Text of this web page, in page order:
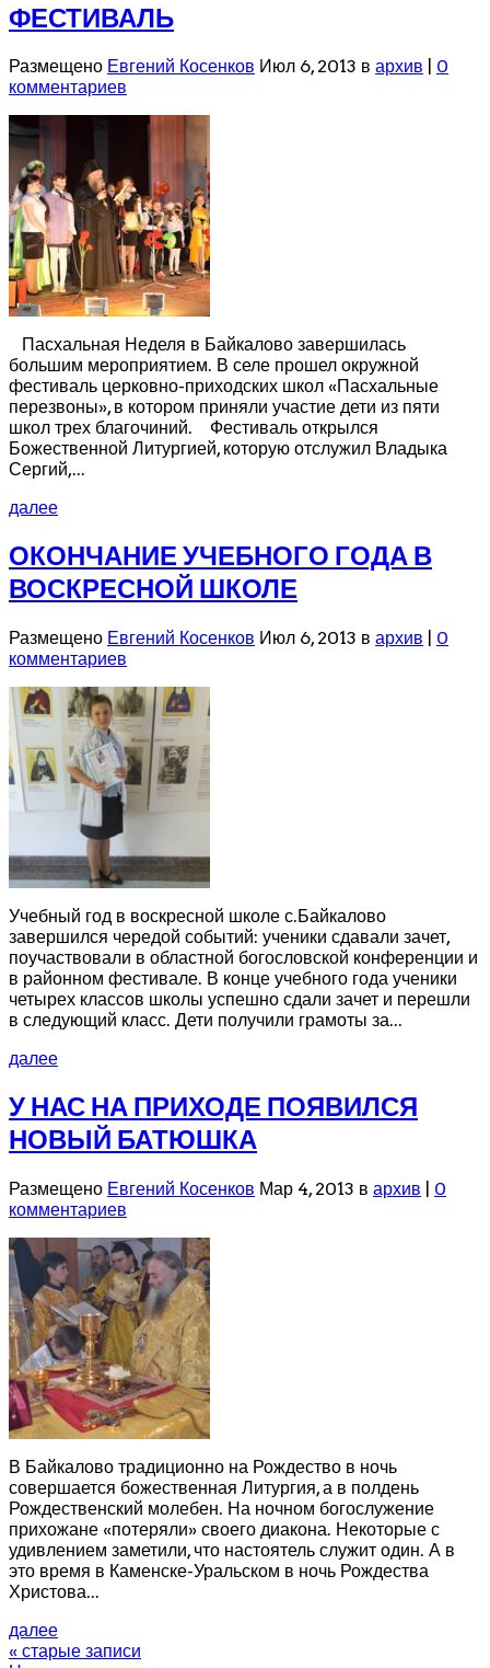
ФЕСТИВАЛЬ
Размещено Евгений Косенков Июл 6, 2013 в архив
0
комментариев
Пасхальная Неделя в Байкалово завершилась
большим мероприятием. В селе прошел окружной
фестиваль церковно-приходских школ «Пасхальные
перезвоны», в котором приняли участие дети из пяти
школ трех благочиний. Фестиваль открылся
Божественной Литургией, которую отслужил Владыка
Сергий,...
далее
ОКОНЧАНИЕ УЧЕБНОГО ГОДА В
ВОСКРЕСНОЙ ШКОЛЕ
Размещено Евгений Косенков Июл 6, 2013 в архив
0
комментариев
Учебный год в воскресной школе с.Байкалово
завершился чередой событий: ученики сдавали зачет,
поучаствовали в областной богословской конференции и
в районном фестивале. В конце учебного года ученики
четырех классов школы успешно сдали зачет и перешли
в следующий класс. Дети получили грамоты за...
далее
У НАС НА ПРИХОДЕ ПОЯВИЛСЯ
НОВЫЙ БАТЮШКА
Размещено Евгений Косенков Мар 4, 2013 в архив
0
комментариев
В Байкалово традиционно на Рождество в ночь
совершается божественная Литургия, а в полдень
Рождественский молебен. На ночном богослужение
прихожане «потеряли» своего диакона. Некоторые с
удивлением заметили, что настоятель служит один. А в
это время в Каменске-Уральском в ночь Рождества
Христова...
далее
« старые записи